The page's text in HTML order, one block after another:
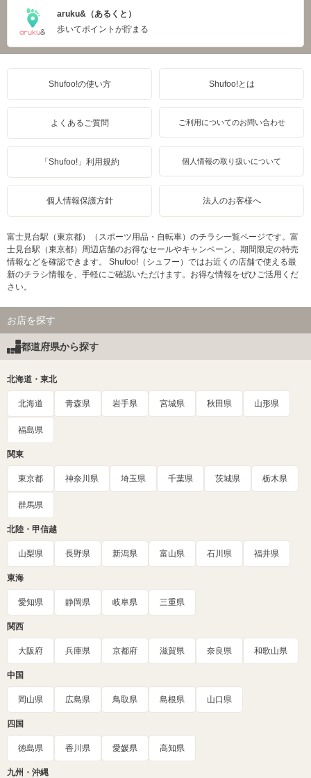
aruku&（あるくと）
歩いてポイントが貯まる
Shufoo!の使い方 Shufoo!とは
よくあるご質問 ご利用についてのお問い合わせ
「Shufoo!」利用規約 個人情報の取り扱いについて
個人情報保護方針 法人のお客様へ
富士見台駅（東京都）（スポーツ用品・自転車）のチラシ一覧ページです。富
士見台駅（東京都）周辺店舗のお得なセールやキャンペーン、期間限定の特売
情報などを確認できます。 Shufoo!（シュフー）ではお近くの店舗で使える最
新のチラシ情報を、手軽にご確認いただけます。お得な情報をぜひご活用くだ
さい。
お店を探す
都道府県から探す
北海道・東北
北海道 青森県 岩手県 宮城県 秋田県 山形県
福島県
関東
東京都 神奈川県 埼玉県 千葉県 茨城県 栃木県
群馬県
北陸・甲信越
山梨県 長野県 新潟県 富山県 石川県 福井県
東海
愛知県 静岡県 岐阜県 三重県
関西
大阪府 兵庫県 京都府 滋賀県 奈良県 和歌山県
中国
岡山県 広島県 鳥取県 島根県 山口県
四国
徳島県 香川県 愛媛県 高知県
九州・沖縄